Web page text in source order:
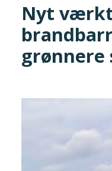
Aktuelt
Cases
Tilmeld
Nyt